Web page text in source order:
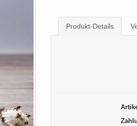
Produkt-Details